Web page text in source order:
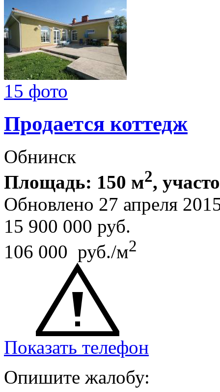
15 фото
Продается коттедж
Обнинск
Площадь: 150 м2,
Обновлено 27 апреля
15 900 000 руб.
106 000 руб./м2
Показать телефон
Опишите жалобу: